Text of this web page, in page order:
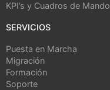
KPI’s y Cuadros de Mando
SERVICIOS
Puesta en Marcha
Migración
Formación
Soporte